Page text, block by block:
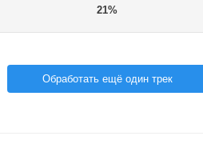
21%
Обработать ещё один трек